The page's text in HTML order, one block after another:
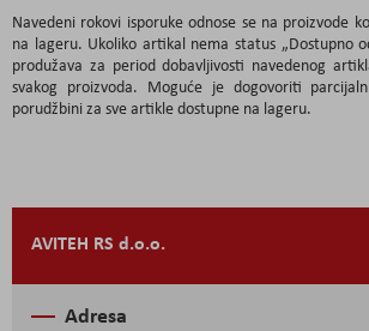
Navedeni rokovi isporuke odnose se na proizvode
na lageru. Ukoliko artikal nema status „Dostupno
produžava za period dobavljivosti navedenog
svakog proizvoda. Moguće je dogovoriti
porudžbini za sve artikle dostupne na lageru.
AVITEH RS d.o.o.
Adresa